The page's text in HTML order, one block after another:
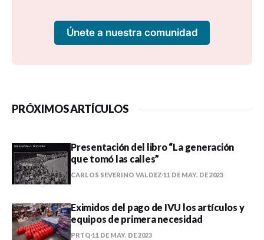
Únete a nuestra comunidad
PRÓXIMOS ARTÍCULOS
Presentación del libro “La generación
que tomó las calles”
CARLOS SEVERINO VALDEZ 11 DE MAY. DE 2023
Eximidos del pago de IVU los artículos y
equipos de primera necesidad
PRTQ 11 DE MAY. DE 2023